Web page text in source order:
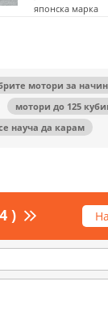
японска марка
мотори за
мотори до 125
науча да карам
)